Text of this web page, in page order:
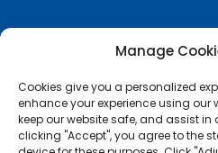
Manage
Cookies give you a personalized
enhance your experience using our
keep our website safe, and assist in
clicking "Accept", you agree to the